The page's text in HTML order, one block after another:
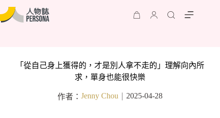
「從自己身上獲得的，才是別人拿不走的」理解向內所
求，單身也能很快樂
作者： Jenny Chou 2025-04-28